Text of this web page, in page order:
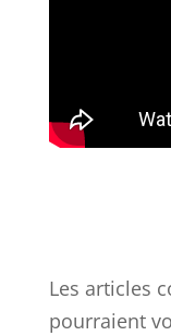
Les articles
pourraient